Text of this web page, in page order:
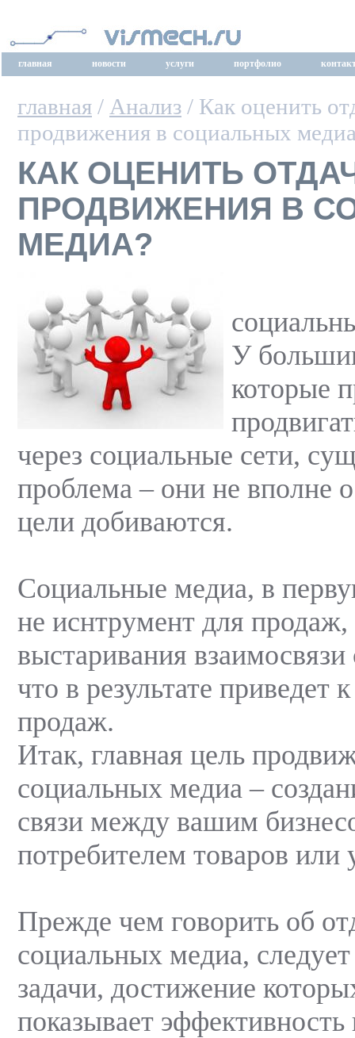
главная новости услуги портфолио
главная / Анализ / Как оценить
продвижения в социальных
КАК ОЦЕНИТЬ
ПРОДВИЖЕНИЯ В
МЕДИА?
У
которые
через социальные сети,
проблема – они не вполне
цели добиваются.
Социальные медиа, в
не иснтрумент для
выстаривания
что в результате приведет
продаж.
Итак, главная цель
социальных медиа –
связи между вашим
потребителем товаров или
Прежде чем говорить об
социальных медиа,
задачи, достижение
показывает